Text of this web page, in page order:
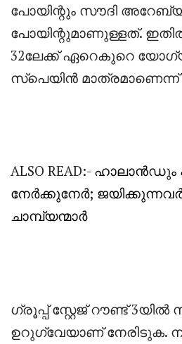
പോയിന്റും സൗദി
പോയിന്റുമാണുള്ളത്.
32ലേക്ക് ഏറെകുറെ
സ്പെയിൻ മാത്രമാണെന്ന്
ALSO READ:- ഹാലാൻഡും
നേർക്കുനേർ;
ചാമ്പ്യന്മാർ
ഗ്രൂപ്പ്‌ സ്റ്റേജ് റൗണ്ട്
ഉറുഗ്വേയാണ് നേരിടുക.